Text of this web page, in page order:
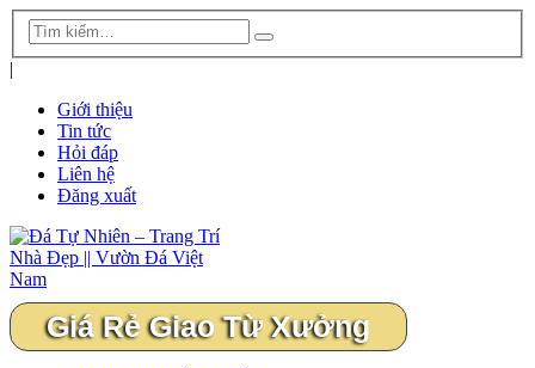
|
Giới thiệu
Tin tức
Hỏi đáp
Liên hệ
Đăng xuất
Giá Rẻ Giao Từ Xưởng